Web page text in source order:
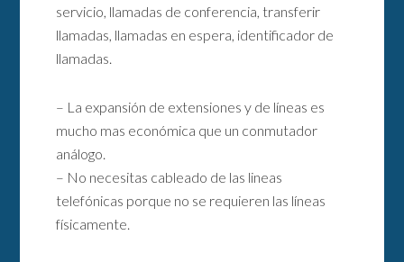
servicio, llamadas de conferencia, transferir
llamadas, llamadas en espera, identificador de
llamadas.
– La expansión de extensiones y de líneas es
mucho mas económica que un conmutador
análogo.
– No necesitas cableado de las lineas
telefónicas porque no se requieren las líneas
físicamente.